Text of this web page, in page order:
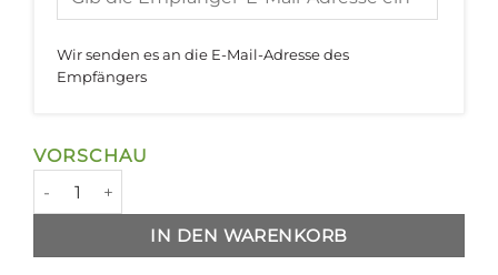
Wir senden es an die E-Mail-Adresse des
Empfängers
VORSCHAU
Online-Geschenkgutschein Menge
IN DEN WARENKORB